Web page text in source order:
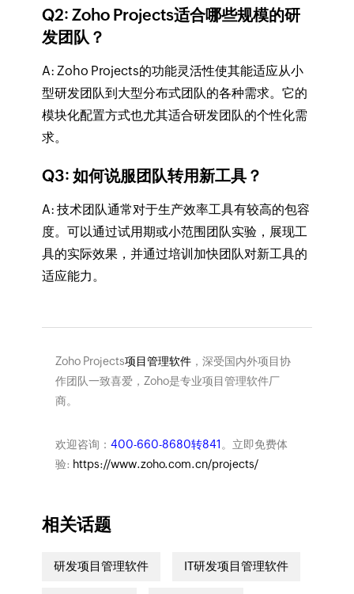
Q2: Zoho Projects适合哪些规模的研
发团队？
A: Zoho Projects的功能灵活性使其能适应从小
型研发团队到大型分布式团队的各种需求。它的
模块化配置方式也尤其适合研发团队的个性化需
求。
Q3: 如何说服团队转用新工具？
A: 技术团队通常对于生产效率工具有较高的包容
度。可以通过试用期或小范围团队实验，展现工
具的实际效果，并通过培训加快团队对新工具的
适应能力。
Zoho Projects项目管理软件，深受国内外项目协
作团队一致喜爱，Zoho是专业项目管理软件厂
商。
欢迎咨询： 400-660-8680转841 。立即免费体
验: https://www.zoho.com.cn/projects/
相关话题
研发项目管理软件 IT研发项目管理软件